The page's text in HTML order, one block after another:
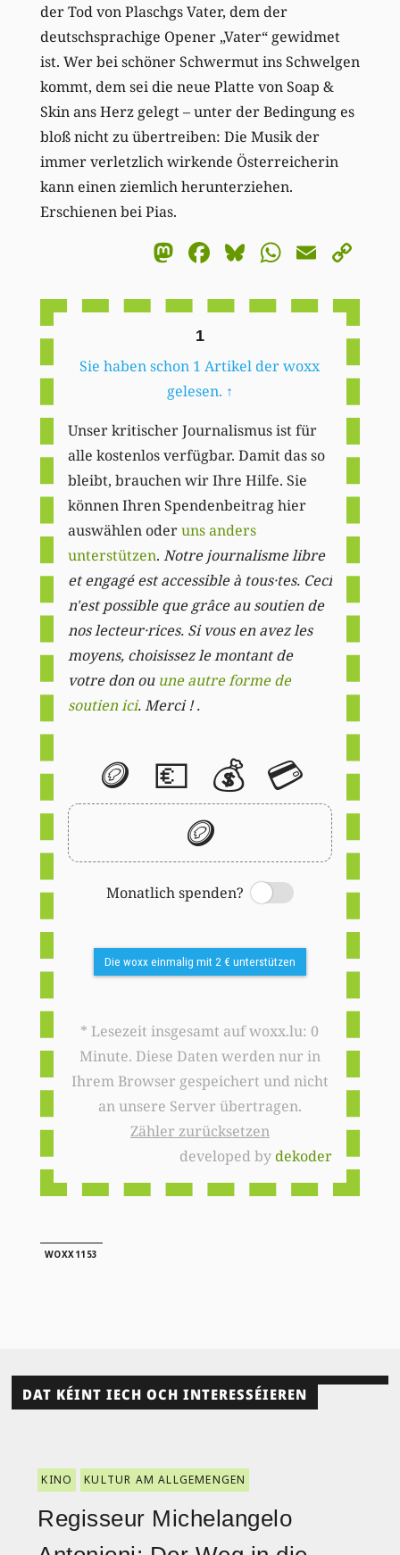
der Tod von Plaschgs Vater, dem der
deutschsprachige Opener „Vater“ gewidmet
ist. Wer bei schöner Schwermut ins Schwelgen
kommt, dem sei die neue Platte von Soap &
Skin ans Herz gelegt – unter der Bedingung es
bloß nicht zu übertreiben: Die Musik der
immer verletzlich wirkende Österreicherin
kann einen ziemlich herunterziehen.
Erschienen bei Pias.
Mastodon
Facebook
BlueskyEmail
1
Sie haben schon 1 Artikel der woxx
gelesen. ↑
Unser kritischer Journalismus ist für
alle kostenlos verfügbar. Damit das so
bleibt, brauchen wir Ihre Hilfe. Sie
können Ihren Spendenbeitrag hier
auswählen oderuns anders
unterstützen. Notre journalisme libre
et engagé est accessible à tous·tes. Ceci
n'est possible que grâce au soutien de
nos lecteur·rices. Si vous en avez les
moyens, choisissez le montant de
votre don ou une autre forme de
soutien ici. Merci ! .
🪙 💶 💰 💳
🪙
Monatlich spenden?
Switch
Die woxx einmalig mit 2 € unterstützen
* Lesezeit insgesamt auf woxx.lu: 0
Minute. Diese Daten werden nur in
Ihrem Browser gespeichert und nicht
an unsere Server übertragen.
Zähler zurücksetzen
developed bydekoder
WOXX1153
DAT KÉINT IECH OCH INTERESSÉIEREN
KINO KULTUR AM ALLGEMENGEN
Regisseur Michelangelo